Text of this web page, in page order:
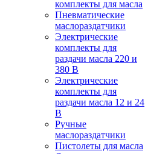
комплекты для масла
Пневматические
маслораздатчики
Электрические
комплекты для
раздачи масла 220 и
380 В
Электрические
комплекты для
раздачи масла 12 и 24
В
Ручные
маслораздатчики
Пистолеты для масла